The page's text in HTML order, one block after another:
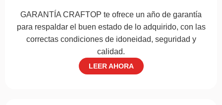
GARANTÍA CRAFTOP te ofrece un año de garantía
para respaldar el buen estado de lo adquirido, con las
correctas condiciones de idoneidad, seguridad y
calidad.
LEER AHORA